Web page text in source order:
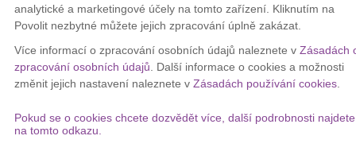
využíváuploadpro nahrávání fotek či videí naFacebook,
YouTubečiInstagram. Roste takévyužívání cloudua nízká
rychlost uploadu v těchto případech může být limitující.
Zvýšení rychlostinebude mít vliv na cenu. Ta u službyO2
Internet Aktiv zůstává na částce 549 Kč. Pokud zákazník již
snižuje.
analytické a marketingové účely na tomto zařízení. Kliknutím na
Povolit nezbytné můžete jejich zpracování úplně zakázat.
Více informací o zpracování osobních údajů naleznete v Zásadách
zpracování osobních údajů . Další informace o cookies a možnosti
změnit jejich nastavení naleznete v Zásadách používání cookies.
Pokud se o cookies chcete dozvědět více, další podrobnosti najdete
na tomto odkazu.